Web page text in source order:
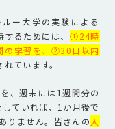
ー大学の実験による
るためには、 ①24時
の学習を、②30日以内
ています。
、週末には1週間分の
ていれば、1か月後で
りません。皆さんの 入